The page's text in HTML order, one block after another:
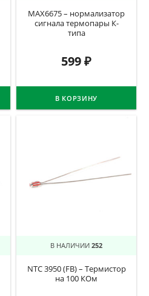
MAX6675 – нормализатор
сигнала термопары К-
типа
599₽
В КОРЗИНУ
В НАЛИЧИИ 252
NTC 3950 (FB) – Термистор
на 100 КОм